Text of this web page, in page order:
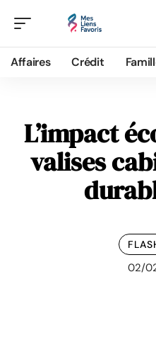
Affaires Crédit
L’impact
valises
02/